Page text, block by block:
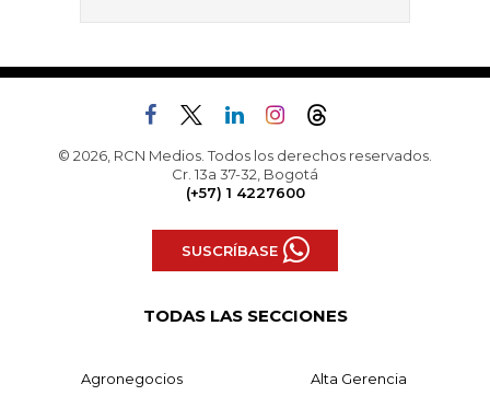
© 2026, RCN Medios. Todos los derechos reservados.
Cr. 13a 37-32, Bogotá
(+57) 1 4227600
SUSCRÍBASE
TODAS LAS SECCIONES
Agronegocios Alta Gerencia